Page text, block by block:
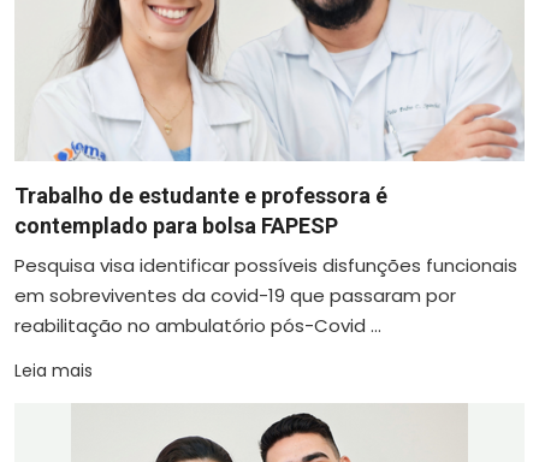
Trabalho de estudante e professora é
contemplado para bolsa FAPESP
Pesquisa visa identificar possíveis disfunções funcionais
em sobreviventes da covid-19 que passaram por
reabilitação no ambulatório pós-Covid ...
Leia mais